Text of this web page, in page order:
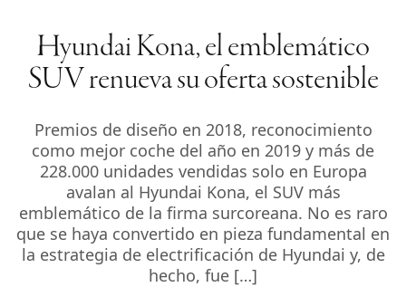
Hyundai Kona, el emblemático
SUV renueva su oferta sostenible
Premios de diseño en 2018, reconocimiento
como mejor coche del año en 2019 y más de
228.000 unidades vendidas solo en Europa
avalan al Hyundai Kona, el SUV más
emblemático de la firma surcoreana. No es raro
que se haya convertido en pieza fundamental en
la estrategia de electrificación de Hyundai y, de
hecho, fue […]